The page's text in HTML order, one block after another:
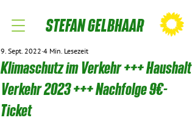
STEFAN GELBHAAR
Klimaschutz im Verkehr +++ Haushalt
Verkehr 2023 +++ Nachfolge 9€-
Ticket
9. Sept. 2022 4 Min. Lesezeit